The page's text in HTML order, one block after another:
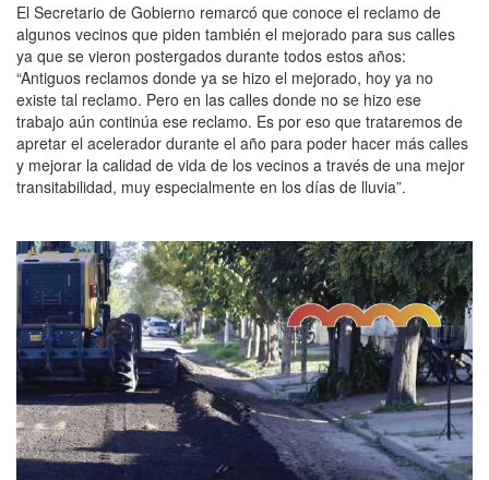
El Secretario de Gobierno remarcó que conoce el reclamo de
algunos vecinos que piden también el mejorado para sus calles
ya que se vieron postergados durante todos estos años:
“Antiguos reclamos donde ya se hizo el mejorado, hoy ya no
existe tal reclamo. Pero en las calles donde no se hizo ese
trabajo aún continúa ese reclamo. Es por eso que trataremos de
apretar el acelerador durante el año para poder hacer más calles
y mejorar la calidad de vida de los vecinos a través de una mejor
transitabilidad, muy especialmente en los días de lluvia”.